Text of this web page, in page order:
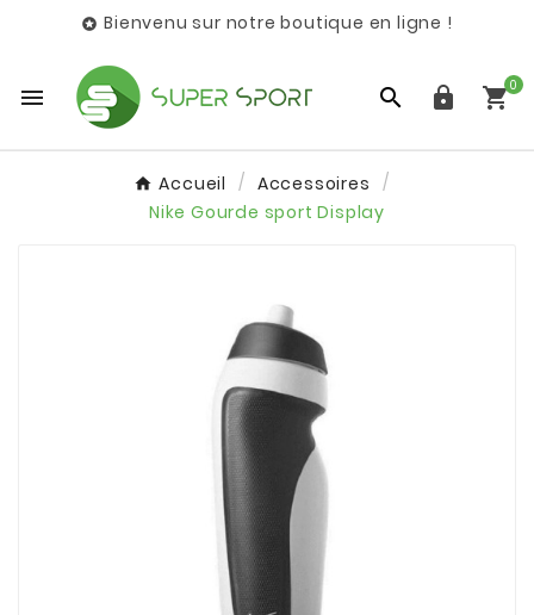
 Bienvenu sur notre boutique en ligne !
   0
Accueil
Accessoires
Nike Gourde sport Display